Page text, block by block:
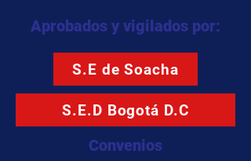
Aprobados y vigilados por:
S.E de Soacha
S.E.D Bogotá D.C
Convenios